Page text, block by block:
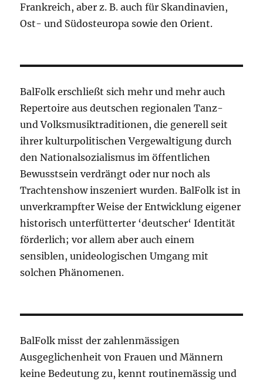
Frankreich, aber z. B. auch für Skandinavien,
Ost- und Südosteuropa sowie den Orient.
BalFolk erschließt sich mehr und mehr auch
Repertoire aus deutschen regionalen Tanz-
und Volksmusiktraditionen, die generell seit
ihrer kulturpolitischen Vergewaltigung durch
den Nationalsozialismus im öffentlichen
Bewusstsein verdrängt oder nur noch als
Trachtenshow inszeniert wurden. BalFolk ist in
unverkrampfter Weise der Entwicklung eigener
historisch unterfütterter ‘deutscher‘ Identität
förderlich; vor allem aber auch einem
sensiblen, unideologischen Umgang mit
solchen Phänomenen.
BalFolk misst der zahlenmässigen
Ausgeglichenheit von Frauen und Männern
keine Bedeutung zu, kennt routinemässig und